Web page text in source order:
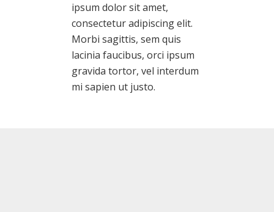
ipsum dolor sit amet,
consectetur adipiscing elit.
Morbi sagittis, sem quis
lacinia faucibus, orci ipsum
gravida tortor, vel interdum
mi sapien ut justo.